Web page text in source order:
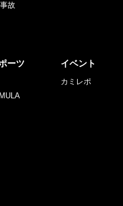
故
ーツ イベント
カミレポ